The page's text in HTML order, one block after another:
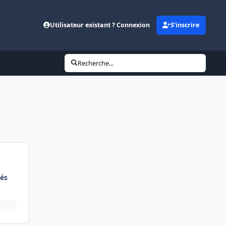
Utilisateur existant ? Connexion S’inscrire
Recherche...